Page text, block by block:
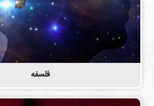
درباره
ما
تماس
با ما
رسانه
فلسفه